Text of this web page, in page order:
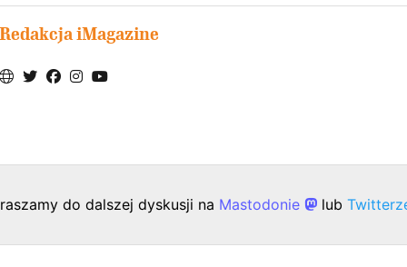
Redakcja iMagazine
do dalszej dyskusji na Mastodonie lub